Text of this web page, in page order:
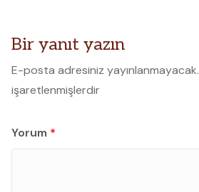
Bir yanıt yazın
E-posta adresiniz yayınlanmayacak.
işaretlenmişlerdir
Yorum *